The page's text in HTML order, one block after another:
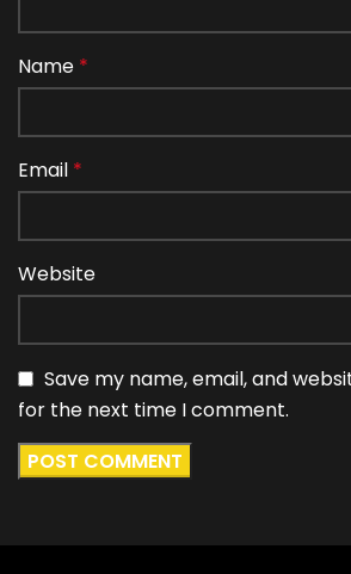
Name *
Email *
Website
Save my name, email, and
for the next time I comment.